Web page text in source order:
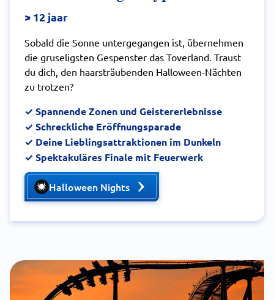
> 12 jaar
Sobald die Sonne untergegangen ist, übernehmen
die gruseligsten Gespenster das Toverland. Traust
du dich, den haarsträubenden Halloween-Nächten
zu trotzen?
✓ Spannende Zonen und Geistererlebnisse
✓ Schreckliche Eröffnungsparade
✓ Deine Lieblingsattraktionen im Dunkeln
✓ Spektakuläres Finale mit Feuerwerk
Halloween Nights